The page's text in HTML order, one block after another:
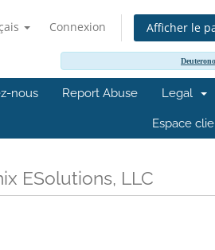
Connexion Afficher le
nous Report Abuse Legal
Espace
ESolutions, LLC